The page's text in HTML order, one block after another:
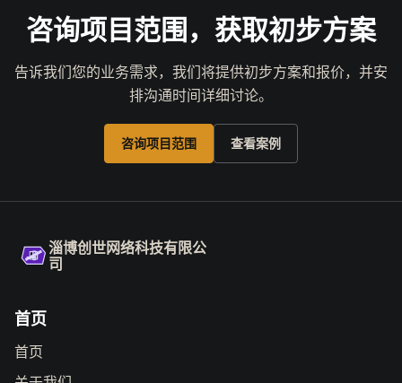
咨询项目范围，获取初步方案
告诉我们您的业务需求，我们将提供初步方案和报价，并安
排沟通时间详细讨论。
咨询项目范围 查看案例
淄博创世网络科技有限公
司
首页
首页